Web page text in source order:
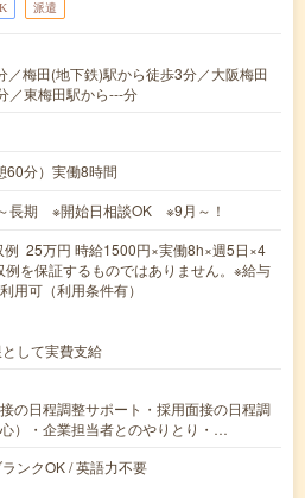
派遣
／梅田(地下鉄)駅から徒歩3分／大阪梅田
／東梅田駅から---分
60分）実働8時間
長期 ※開始日相談OK ※9月～！
25万円 時給1500円×実働8h×週5日×4
を保証するものではありません。※給与
用可（利用条件有）
して実費支給
の日程調整サポート・採用面接の日程調
）・企業担当者とのやりとり・…
ンクOK / 英語力不要